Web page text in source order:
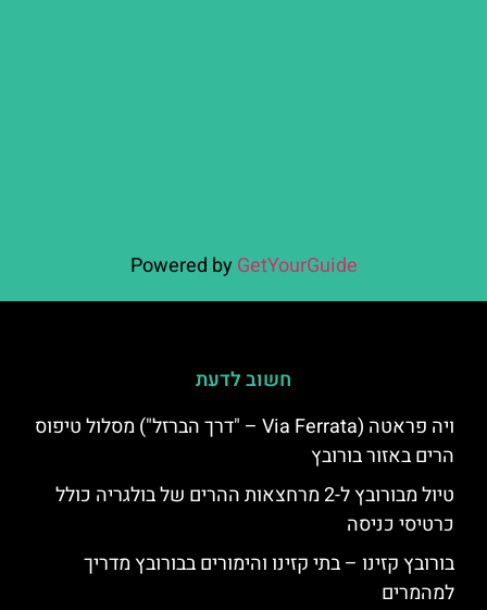
Powered by GetYourGuide
חשוב לדעת
ויה פראטה (Via Ferrata – "דרך הברזל") מסלול טיפוס
הרים באזור בורובץ
טיול מבורובץ ל-2 מרחצאות ההרים של בולגריה כולל
כרטיסי כניסה
בורובץ קזינו – בתי קזינו והימורים בבורובץ מדריך
למהמרים